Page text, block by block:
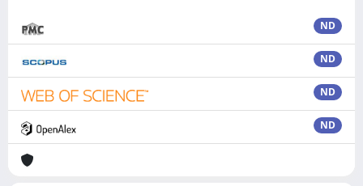
ND
ND
ND
ND